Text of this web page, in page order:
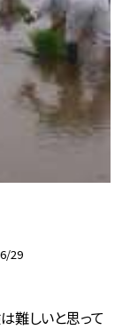
29
難しいと思って